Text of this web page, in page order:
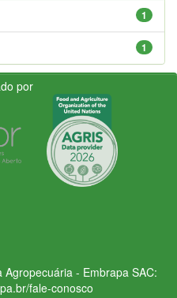
1
1
por
Agropecuária - Embrapa SAC:
fale-conosco